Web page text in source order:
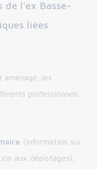
l’ex Basse-
liées
aménagé, les
professionnels
(information sur
aux dépistages),